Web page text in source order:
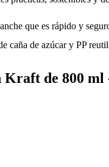
que es rápido y
caña de azúcar y PP
Kraft de 800